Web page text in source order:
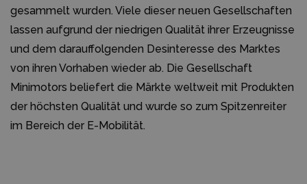
gesammelt wurden. Viele dieser neuen Gesellschaften
lassen aufgrund der niedrigen Qualität ihrer Erzeugnisse
und dem darauffolgenden Desinteresse des Marktes
von ihren Vorhaben wieder ab. Die Gesellschaft
Minimotors beliefert die Märkte weltweit mit Produkten
der höchsten Qualität und wurde so zum Spitzenreiter
im Bereich der E-Mobilität.